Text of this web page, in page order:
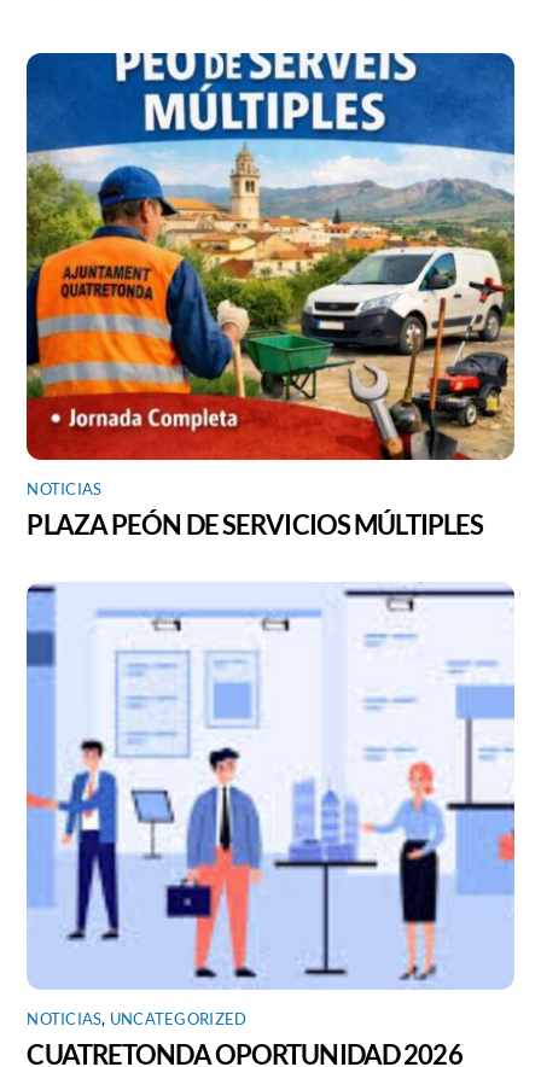
NOTICIAS
PLAZA PEÓN DE SERVICIOS MÚLTIPLES
NOTICIAS, UNCATEGORIZED
CUATRETONDA OPORTUNIDAD 2026